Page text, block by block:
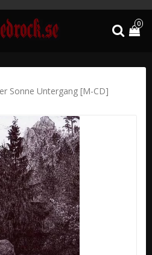
0
Sonne Untergang [M-CD]